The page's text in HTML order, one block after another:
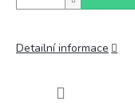
Detailní informace